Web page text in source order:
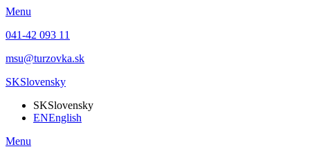
Menu
041-42 093 11
msu@turzovka.sk
SKSlovensky
SKSlovensky
ENEnglish
Menu